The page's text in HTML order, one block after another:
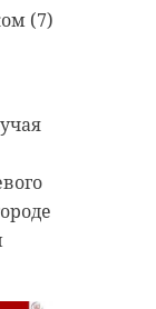
(7)
//